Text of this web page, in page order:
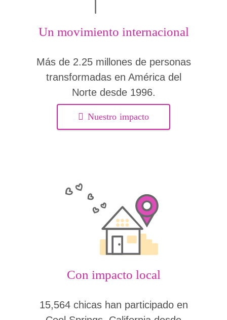
Un movimiento internacional
Más de 2.25 millones de personas
transformadas en América del
Norte desde 1996.
Nuestro impacto
Con impacto local
15,564 chicas han participado en